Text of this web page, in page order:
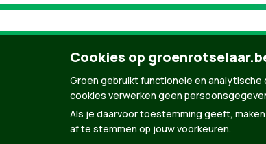
Cookies op
Groen gebruikt functionele en
cookies verwerken geen
Als je daarvoor toestemming geeft,
af te stemmen op jouw voorkeuren.